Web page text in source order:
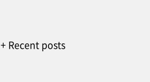
+ Recent posts